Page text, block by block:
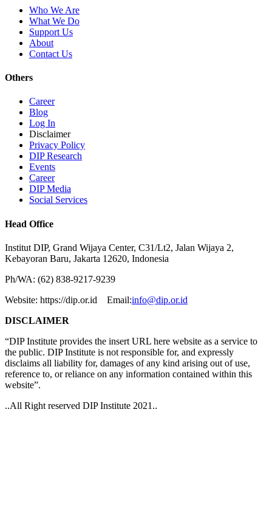
Who We Are
What We Do
Support Us
About
Contact Us
Others
Career
Blog
Log In
Disclaimer
Privacy Policy
DIP Research
Events
Career
DIP Media
Social Services
Head Office
Institut DIP, Grand Wijaya Center, C31/Lt2, Jalan Wijaya 2,
Kebayoran Baru, Jakarta 12620, Indonesia
Ph/WA: (62) 838-9217-9239
Website: https://dip.or.id Email:info@dip.or.id
DISCLAIMER
“DIP Institute provides the insert URL here website as a service to
the public. DIP Institute is not responsible for, and expressly
disclaims all liability for, damages of any kind arising out of use,
reference to, or reliance on any information contained within this
website”.
..All Right reserved DIP Institute 2021..